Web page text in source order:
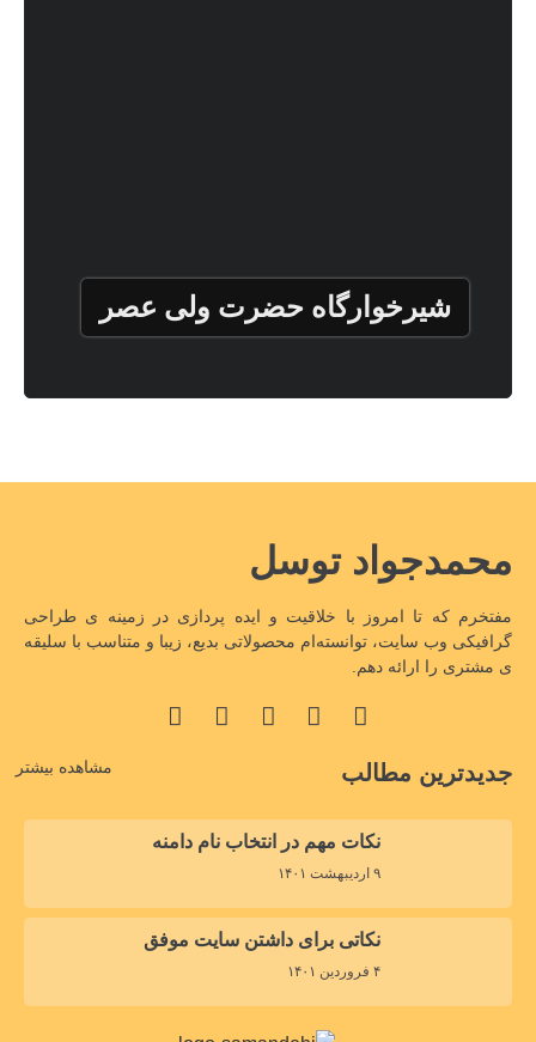
شیرخوارگاه حضرت ولی عصر
محمدجواد توسل
مفتخرم که تا امروز با خلاقیت و ایده پردازی در زمینه ی طراحی
گرافیکی وب سایت، توانسته‌ام محصولاتی بدیع، زیبا و متناسب با سلیقه
ی مشتری را ارائه دهم.
جدیدترین مطالب مشاهده بیشتر
نکات مهم در انتخاب نام دامنه
۹ اردیبهشت ۱۴۰۱
نکاتی برای داشتن سایت موفق
۴ فروردین ۱۴۰۱